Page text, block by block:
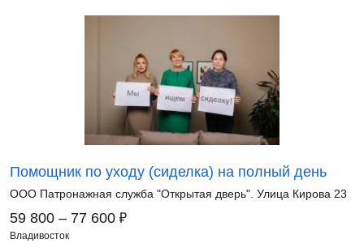
Помощник по уходу (сиделка) на полный день
ООО Патронажная служба "Открытая дверь". Улица Кирова 23
59 800 – 77 600 ₽
Владивосток